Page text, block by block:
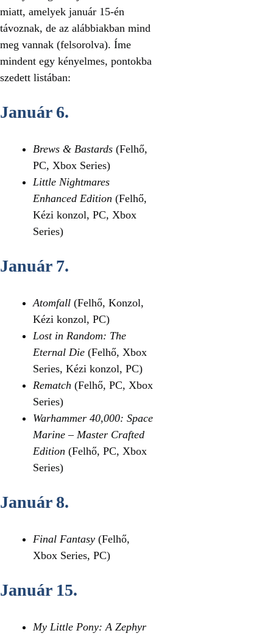
miatt, amelyek január 15-én
távoznak, de az alábbiakban mind
meg vannak (felsorolva). Íme
mindent egy kényelmes, pontokba
szedett listában:
Január 6.
Brews & Bastards (Felhő,
PC, Xbox Series)
Little Nightmares
Enhanced Edition (Felhő,
Kézi konzol, PC, Xbox
Series)
Január 7.
Atomfall (Felhő, Konzol,
Kézi konzol, PC)
Lost in Random: The
Eternal Die (Felhő, Xbox
Series, Kézi konzol, PC)
Rematch (Felhő, PC, Xbox
Series)
Warhammer 40,000: Space
Marine – Master Crafted
Edition (Felhő, PC, Xbox
Series)
Január 8.
Final Fantasy (Felhő,
Xbox Series, PC)
Január 15.
My Little Pony: A Zephyr